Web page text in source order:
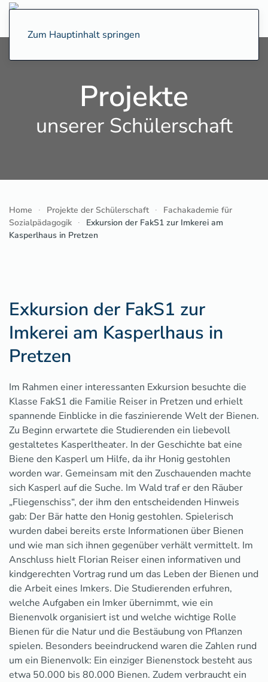
Zum Hauptinhalt springen
Projekte
unserer Schülerschaft
Home Projekte der Schülerschaft
Fachakademie für
Sozialpädagogik
Exkursion der FakS1 zur Imkerei am
Kasperlhaus in Pretzen
Exkursion der FakS1 zur
Imkerei am Kasperlhaus in
Pretzen
Im Rahmen einer interessanten Exkursion besuchte die
Klasse FakS1 die Familie Reiser in Pretzen und erhielt
spannende Einblicke in die faszinierende Welt der Bienen.
Zu Beginn erwartete die Studierenden ein liebevoll
gestaltetes Kasperltheater. In der Geschichte bat eine
Biene den Kasperl um Hilfe, da ihr Honig gestohlen
worden war. Gemeinsam mit den Zuschauenden machte
sich Kasperl auf die Suche. Im Wald traf er den Räuber
„Fliegenschiss“, der ihm den entscheidenden Hinweis
gab: Der Bär hatte den Honig gestohlen. Spielerisch
wurden dabei bereits erste Informationen über Bienen
und wie man sich ihnen gegenüber verhält vermittelt. Im
Anschluss hielt Florian Reiser einen informativen und
kindgerechten Vortrag rund um das Leben der Bienen und
die Arbeit eines Imkers. Die Studierenden erfuhren,
welche Aufgaben ein Imker übernimmt, wie ein
Bienenvolk organisiert ist und welche wichtige Rolle
Bienen für die Natur und die Bestäubung von Pflanzen
spielen. Besonders beeindruckend waren die Zahlen rund
um ein Bienenvolk: Ein einziger Bienenstock besteht aus
etwa 50.000 bis 80.000 Bienen. Zudem verbraucht ein